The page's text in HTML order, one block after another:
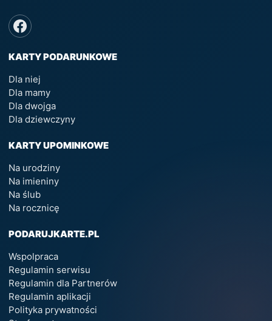
KARTY PODARUNKOWE
Dla niej
Dla mamy
Dla dwojga
Dla dziewczyny
KARTY UPOMINKOWE
Na urodziny
Na imieniny
Na ślub
Na rocznicę
PODARUJKARTE.PL
Wspolpraca
Regulamin serwisu
Regulamin dla Partnerów
Regulamin aplikacji
Polityka prywatności